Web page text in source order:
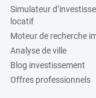
Simulateur
locatif
Moteur de recherche
Analyse de ville
Blog investissement
Offres professionnels